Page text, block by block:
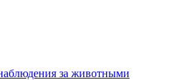
за животными